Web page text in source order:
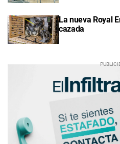
La nueva Royal
cazada